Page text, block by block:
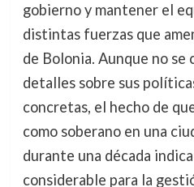
gobierno y mantener el
distintas fuerzas que
de Bolonia. Aunque no se
detalles sobre sus
concretas, el hecho de
como soberano en una
durante una década
considerable para la